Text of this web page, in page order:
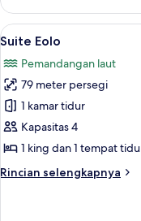
Kamar
Double
(senza
mare)
Lihat
semua
foto
untuk
Suite
Eolo
16
Suite Eolo
Pemandangan laut
79 meter persegi
1 kamar tidur
Kapasitas 4
1 king dan 1 tempat
Rincian selengkapnya
Rincian